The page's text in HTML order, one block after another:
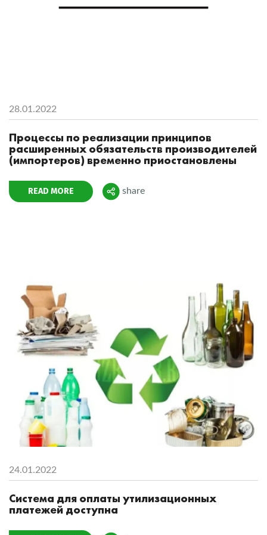
28.01.2022
Процессы по реализации принципов
расширенных обязательств производителей
(импортеров) временно приостановлены
READ MORE Поделиться
share
24.01.2022
Система для оплаты утилизационных
платежей доступна